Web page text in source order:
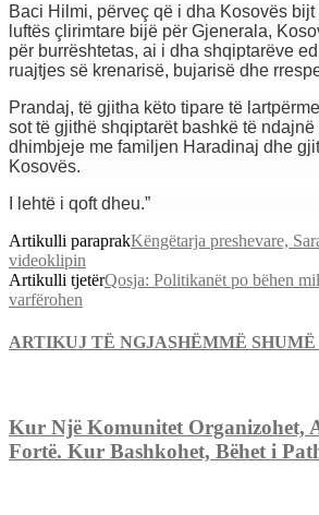
Baci Hilmi, përveç që i dha Kosovës
luftës çlirimtare bijë për Gjenerala,
për burrështetas, ai i dha shqiptarëve
ruajtjes së krenarisë, bujarisë dhe
Prandaj, të gjitha këto tipare të
sot të gjithë shqiptarët bashkë të ndajnë
dhimbjeje me familjen Haradinaj dhe
Kosovës.
I lehtë i qoft dheu.”
Artikulli paraprakKëngëtarja preshevare,
videoklipin
Artikulli tjetërQosja: Politikanët po bëhen
varfërohen
ARTIKUJ TË NGJASHËMMË
Kur Një Komunitet Organizohet,
Fortë. Kur Bashkohet, Bëhet i